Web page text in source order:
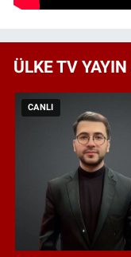
ÜLKE TV
CANLI